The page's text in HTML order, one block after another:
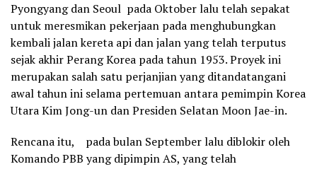
Pyongyang dan Seoul pada Oktober lalu telah sepakat
untuk meresmikan pekerjaan pada menghubungkan
kembali jalan kereta api dan jalan yang telah terputus
sejak akhir Perang Korea pada tahun 1953. Proyek ini
merupakan salah satu perjanjian yang ditandatangani
awal tahun ini selama pertemuan antara pemimpin Korea
Utara Kim Jong-un dan Presiden Selatan Moon Jae-in.
Rencana itu, pada bulan September lalu diblokir oleh
Komando PBB yang dipimpin AS, yang telah